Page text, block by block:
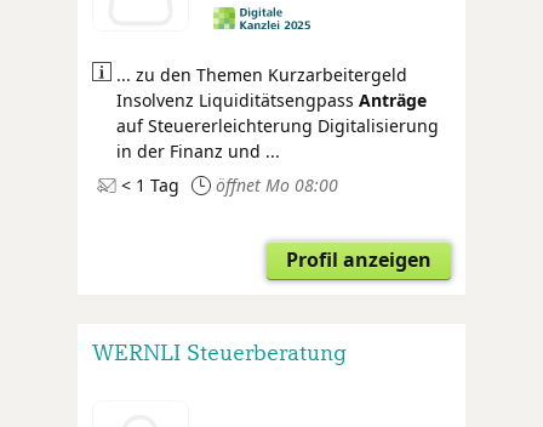
... zu den Themen Kurzarbeitergeld
Insolvenz Liquiditätsengpass Anträge
auf Steuererleichterung Digitalisierung
in der Finanz und ...
< 1 Tag
öffnet Mo 08:00
Profil anzeigen
WERNLI Steuerberatung